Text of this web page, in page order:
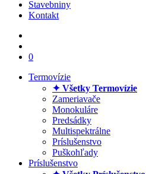
Stavebniny
Kontakt
0
Termovízie
✦ Všetky Termovízie
Zameriavače
Monokuláre
Predsádky
Multispektrálne
Príslušenstvo
Puškohľady
Príslušenstvo